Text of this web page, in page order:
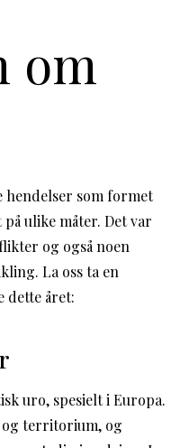
om
hendelser som formet
ulike måter. Det var
og også noen
La oss ta en
dette året:
uro, spesielt i Europa.
territorium, og